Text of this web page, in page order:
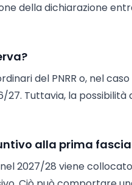
della dichiarazione
del PNRR o, nel
27. Tuttavia, la
alla prima
2027/28 viene